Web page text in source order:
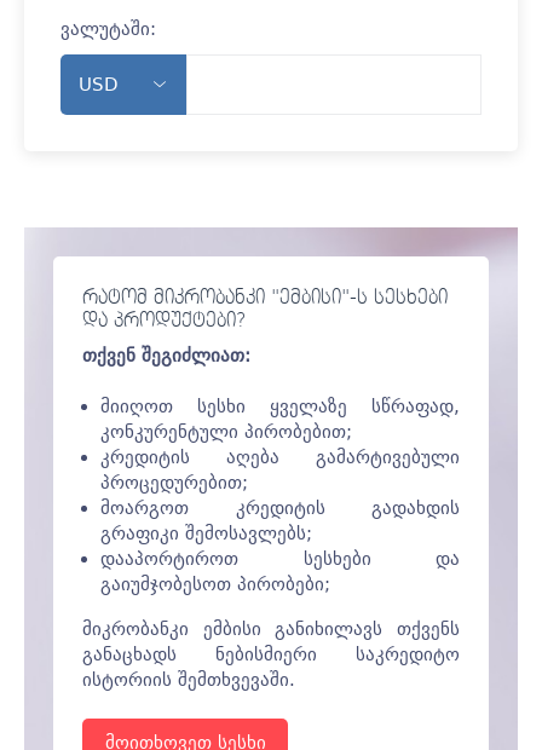
ვალუტაში:
რატომ მიკრობანკი "ემბისი"-ს სესხები
და პროდუქტები?
თქვენ შეგიძლიათ:
მიიღოთ სესხი ყველაზე სწრაფად,
კონკურენტული პირობებით;
კრედიტის აღება გამარტივებული
პროცედურებით;
მოარგოთ კრედიტის გადახდის
გრაფიკი შემოსავლებს;
დააპორტიროთ სესხები და
გაიუმჯობესოთ პირობები;
მიკრობანკი ემბისი განიხილავს თქვენს
განაცხადს ნებისმიერი საკრედიტო
ისტორიის შემთხვევაში.
მოითხოვეთ სესხი